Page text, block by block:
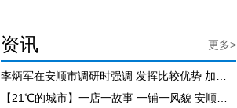
资讯 更多>